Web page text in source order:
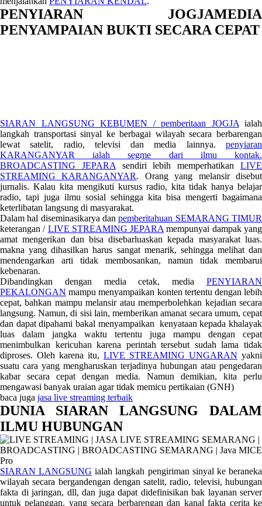
PENYIARAN JOGJAMEDIA
PENYAMPAIAN BUKTI SECARA CEPAT
SIARAN LANGSUNG KEBUMEN / pemberitaan JOGJA ialah
langkah transportasi sinyal ke berbagai wilayah secara berbarengan
lewat satelit, radio, televisi dan media lainnya. penyiaran
KARANGANYAR ialah segme dari ilmu kontak.
BROADCASTING JEPARA sendiri lebih memperhatikanLIVE
STREAMING KARANGANYAR. Orang yang melansir disebut
jurnalis. Kalau kita mengikuti kursus radio, kita tidak hanya belajar
radio, tapi juga ilmu sosial sehingga kita bisa mengerti bagaimana
keterlibatan langsung di masyarakat.
Dalam hal diseminasikarya danpemberitahuan SEMARANG TIMUR
keterangan / LIVE STREAMING JEPARA mempunyai dampak yang
amat mengerikan dan bisa disebarluaskan kepada masyarakat luas.
makna yang dihasilkan harus sangat menarik, sehingga melihat dan
mendengarkan arti tidak membosankan, namun tidak membarui
kebenaran.
Dibandingkan dengan media cetak, media PENYIARAN
PEKALONGAN mampu menyampaikan konten tertentu dengan lebih
cepat, bahkan mampu melansir atau memperbolehkan kejadian secara
langsung. Namun, di sisi lain, memberikan amanat secara umum, cepat
dan dapat dipahami bakal menyampaikan kenyataan kepada khalayak
luas dalam jangka waktu tertentu juga mampu dengan cepat
menimbulkan kericuhan karena perintah tersebut sudah lama tidak
diproses. Oleh karena itu, LIVE STREAMING UNGARAN yakni
suatu cara yang mengharuskan terjadinya hubungan atau pengedaran
kabar secara cepat dengan media. Namun demikian, kita perlu
mengawasi banyak uraian agar tidak memicu pertikaian (GNH)
baca juga jasa live streaming terbaik
DUNIA SIARAN LANGSUNG DALAM
ILMU HUBUNGAN
SIARAN LANGSUNG ialah langkah pengiriman sinyal ke beraneka
wilayah secara bergandengan dengan satelit, radio, televisi, hubungan
fakta di jaringan, dll, dan juga dapat didefinisikan bak layanan server
untuk pelanggan, yang secara berbarengan dan kanal fakta cerita ke